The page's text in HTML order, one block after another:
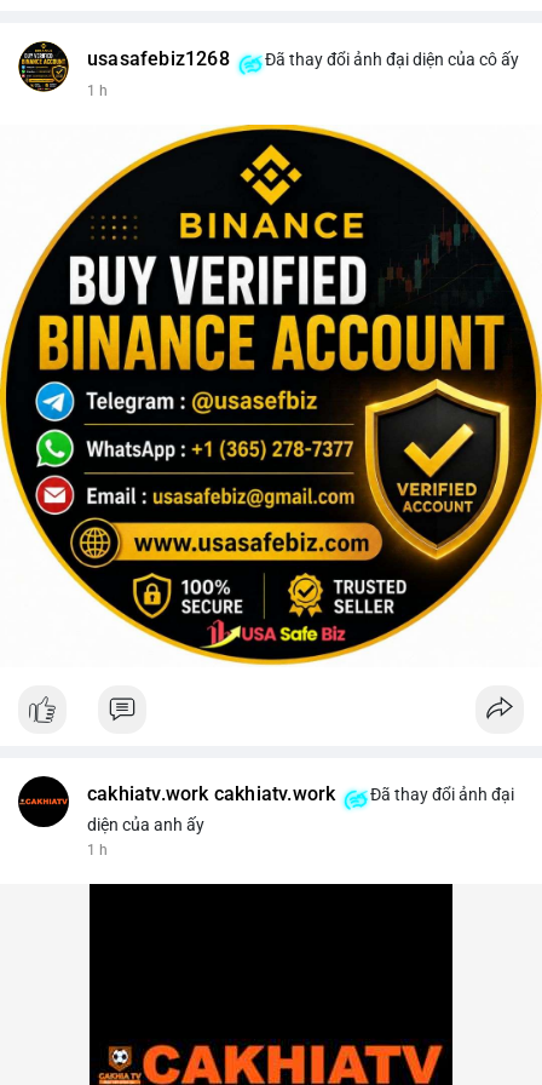
usasafebiz1268 Đã thay đổi ảnh đại diện của cô ấy
1 h
cakhiatv.work cakhiatv.work
Đã thay đổi ảnh đại
diện của anh ấy
1 h